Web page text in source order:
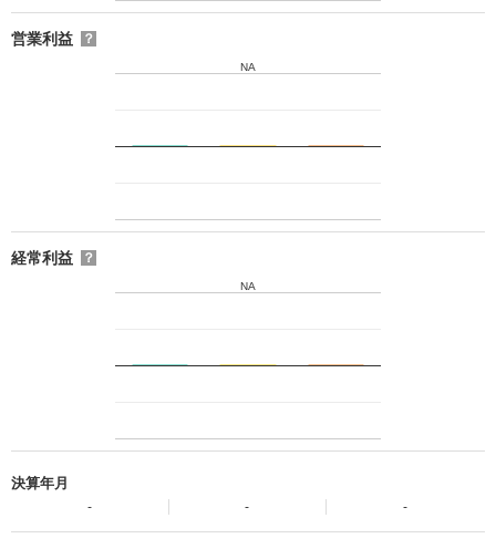
営業利益 ？
NA
経常利益 ？
NA
決算年月
- - -